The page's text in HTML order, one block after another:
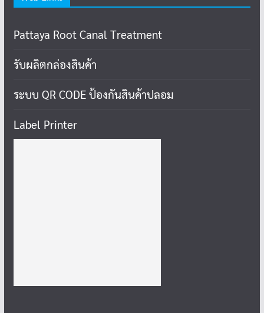
Pattaya Root Canal Treatment
รับผลิตกล่องสินค้า
ระบบ QR CODE ป้องกันสินค้าปลอม
Label Printer